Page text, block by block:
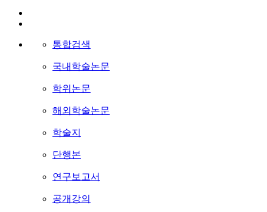
통합검색
국내학술논문
학위논문
해외학술논문
학술지
단행본
연구보고서
공개강의